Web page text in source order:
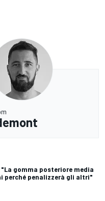
"La gomma posteriore media
perché penalizzerà gli altri"